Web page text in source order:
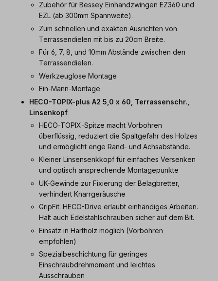
Zubehör für Bessey Einhandzwingen EZ360 und
EZL (ab 300mm Spannweite).
Zum schnellen und exakten Ausrichten von
Terrassendielen mit bis zu 20cm Breite.
Für 6, 7, 8, und 10mm Abstände zwischen den
Terrassendielen.
Werkzeuglose Montage
Ein-Mann-Montage
HECO-TOPIX-plus A2 5,0 x 60, Terrassenschr.,
Linsenkopf
HECO-TOPIX-Spitze macht Vorbohren
überflüssig, reduziert die Spaltgefahr des Holzes
und ermöglicht enge Rand- und Achsabstände.
Kleiner Linsensenkkopf für einfaches Versenken
und optisch ansprechende Montagepunkte
UK-Gewinde zur Fixierung der Belagbretter,
verhindert Knarrgeräusche
GripFit: HECO-Drive erlaubt einhändiges Arbeiten.
Hält auch Edelstahlschrauben sicher auf dem Bit.
Einsatz in Hartholz möglich (Vorbohren
empfohlen)
Spezialbeschichtung für geringes
Einschraubdrehmoment und leichtes
Ausschrauben